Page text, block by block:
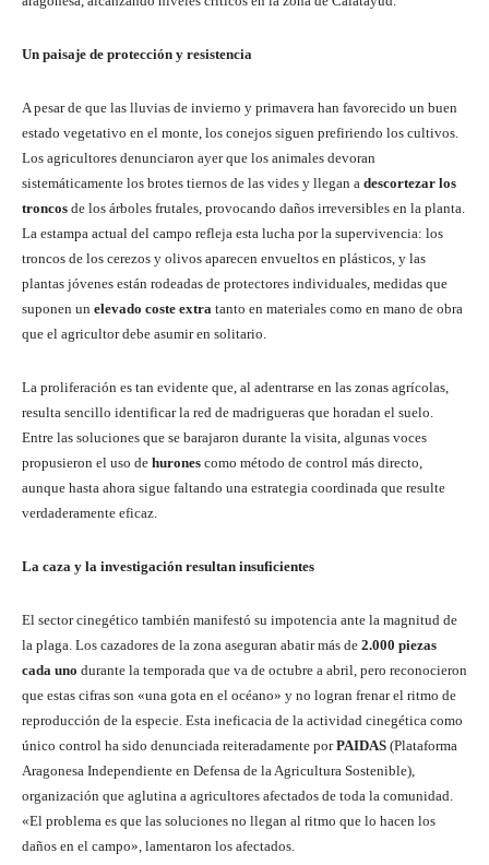
Un paisaje de protección y resistencia
A pesar de que las lluvias de invierno y primavera han favorecido un buen
estado vegetativo en el monte, los conejos siguen prefiriendo los cultivos.
Los agricultores denunciaron ayer que los animales devoran
sistemáticamente los brotes tiernos de las vides y llegan a descortezar los
troncos de los árboles frutales, provocando daños irreversibles en la planta.
La estampa actual del campo refleja esta lucha por la supervivencia: los
troncos de los cerezos y olivos aparecen envueltos en plásticos, y las
plantas jóvenes están rodeadas de protectores individuales, medidas que
suponen un elevado coste extra tanto en materiales como en mano de obra
que el agricultor debe asumir en solitario.
La proliferación es tan evidente que, al adentrarse en las zonas agrícolas,
resulta sencillo identificar la red de madrigueras que horadan el suelo.
Entre las soluciones que se barajaron durante la visita, algunas voces
propusieron el uso de hurones como método de control más directo,
aunque hasta ahora sigue faltando una estrategia coordinada que resulte
verdaderamente eficaz.
La caza y la investigación resultan insuficientes
El sector cinegético también manifestó su impotencia ante la magnitud de
la plaga. Los cazadores de la zona aseguran abatir más de 2.000 piezas
cada uno durante la temporada que va de octubre a abril, pero reconocieron
que estas cifras son «una gota en el océano» y no logran frenar el ritmo de
reproducción de la especie. Esta ineficacia de la actividad cinegética como
único control ha sido denunciada reiteradamente porPAIDAS (Plataforma
Aragonesa Independiente en Defensa de la Agricultura Sostenible),
organización que aglutina a agricultores afectados de toda la comunidad.
«El problema es que las soluciones no llegan al ritmo que lo hacen los
daños en el campo», lamentaron los afectados.